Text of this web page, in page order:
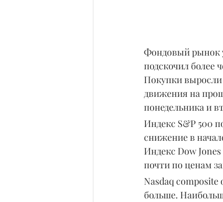
Фондовый рынок
подскочил более
Покупки выросли
движения на
понедельника и
Индекс S&P 500
снижение в
Индекс Dow
почти по ценам
Nasdaq composite
больше.